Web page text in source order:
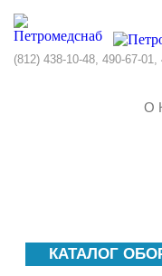
(812) 438-10-48, 490-67-01,
О
КАТАЛОГ